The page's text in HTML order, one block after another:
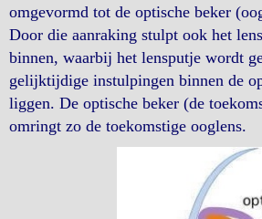
omgevormd tot de optische beker
Door die aanraking stulpt ook het
binnen, waarbij het lensputje wordt
gelijktijdige instulpingen binnen de
liggen. De optische beker (de
omringt zo de toekomstige ooglens.